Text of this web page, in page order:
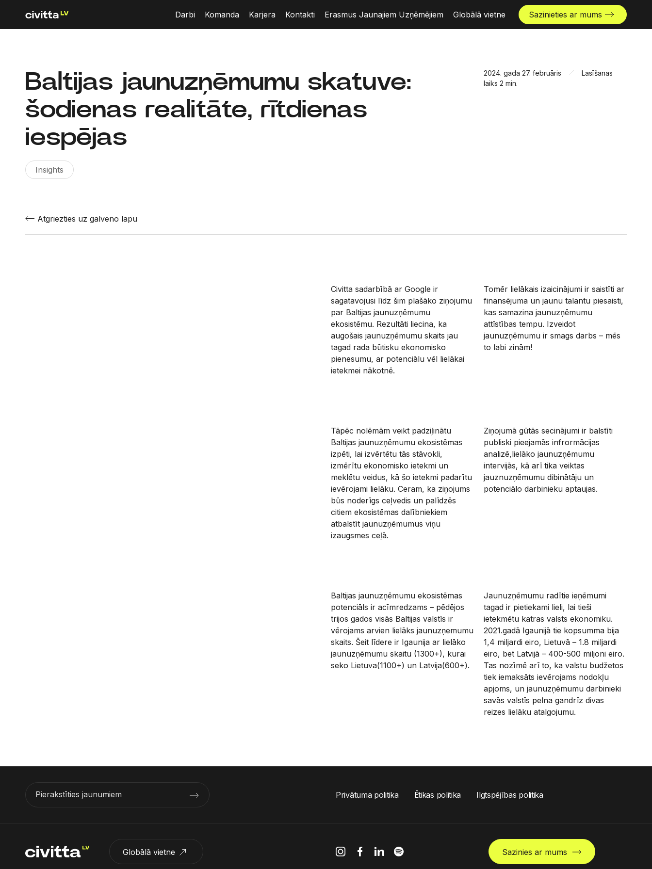
Darbi Komanda Karjera Kontakti Erasmus Jaunajiem Uzņēmējiem Globālā vietne Sazinieties ar mums
Baltijas jaunuzņēmumu skatuve:
šodienas realitāte, rītdienas
iespējas
Insights
2024. gada 27. februāris
Lasīšanas
laiks 2 min.
Atgriezties uz galveno lapu
Civitta sadarbībā ar Google ir
sagatavojusi līdz šim plašāko ziņojumu
par Baltijas jaunuzņēmumu
ekosistēmu. Rezultāti liecina, ka
augošais jaunuzņēmumu skaits jau
tagad rada būtisku ekonomisko
pienesumu, ar potenciālu vēl lielākai
ietekmei nākotnē.
Tomēr lielākais izaicinājumi ir saistīti ar
finansējuma un jaunu talantu piesaisti,
kas samazina jaunuzņēmumu
attīstības tempu. Izveidot
jaunuzņēmumu ir smags darbs – mēs
to labi zinām!
Tāpēc nolēmām veikt padziļinātu
Baltijas jaunuzņēmumu ekosistēmas
izpēti, lai izvērtētu tās stāvokli,
izmērītu ekonomisko ietekmi un
meklētu veidus, kā šo ietekmi padarītu
ievērojami lielāku. Ceram, ka ziņojums
būs noderīgs ceļvedis un palīdzēs
citiem ekosistēmas dalībniekiem
atbalstīt jaunuzņēmumus viņu
izaugsmes ceļā.
Ziņojumā gūtās secinājumi ir balstīti
publiski pieejamās infrormācijas
analizē,lielāko jaunuzņēmumu
intervijās, kā arī tika veiktas
jauznuzņēmumu dibinātāju un
potenciālo darbinieku aptaujas.
Baltijas jaunuzņēmumu ekosistēmas
potenciāls ir acīmredzams – pēdējos
trijos gados visās Baltijas valstīs ir
vērojams arvien lielāks jaunuzņemumu
skaits. Šeit līdere ir Igaunija ar lielāko
jaunuzņēmumu skaitu (1300+), kurai
seko Lietuva(1100+) un Latvija(600+).
Jaunuzņēmumu radītie ieņēmumi
tagad ir pietiekami lieli, lai tieši
ietekmētu katras valsts ekonomiku.
2021.gadā Igaunijā tie kopsumma bija
1,4 miljardi eiro, Lietuvā – 1.8 miljardi
eiro, bet Latvijā – 400-500 miljoni eiro.
Tas nozīmē arī to, ka valstu budžetos
tiek iemaksāts ievērojams nodokļu
apjoms, un jaunuzņēmumu darbinieki
savās valstīs pelna gandrīz divas
reizes lielāku atalgojumu.
Pierakstīties jaunumiem Privātuma politika Ētikas politika Ilgtspējības politika
Globālā vietne Sazinies ar mums